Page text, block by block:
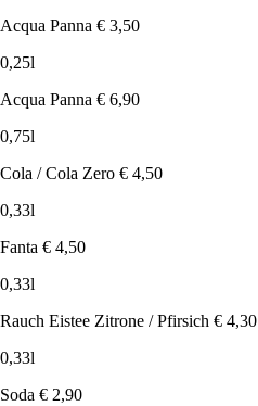
Acqua Panna € 3,50
0,25l
Acqua Panna € 6,90
0,75l
Cola / Cola Zero € 4,50
0,33l
Fanta € 4,50
0,33l
Rauch Eistee Zitrone / Pfirsich € 4,30
0,33l
Soda € 2,90